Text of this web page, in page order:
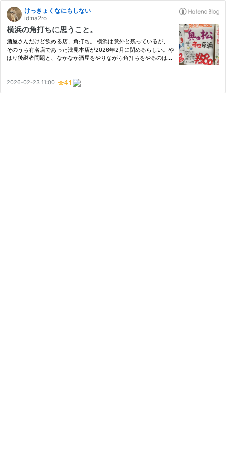
けっきょくなにもしない
id:na2ro
横浜の角打ちに思うこと。
酒屋さんだけど飲める店、角打ち。 横浜は意外と残っているが、
そのうち有名店であった浅見本店が2026年2月に閉めるらしい。や
はり後継者問題と、なかなか酒屋をやりながら角打ちをやるのは大
は…
2026-02-23 11:00